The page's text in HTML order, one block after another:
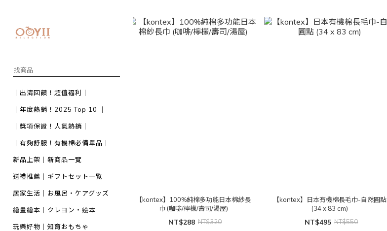
｜出清回饋！超值福利｜
｜年度熱銷！2025 Top 10 ｜
｜獎項保證！人氣熱銷｜
｜有夠舒服！有機棉必備單品｜
新品上架｜新商品一覽
送禮推薦｜ギフトセット一覧
居家生活｜お風呂・ケアグッズ
繪畫繪本｜クレヨン・絵本
玩樂好物｜知育おもちゃ
【kontex】100%純棉多功能日本棉紗長
巾 (咖啡/檸檬/壽司/湯屋)
NT$288 NT$320
【kontex】日本有機棉長毛巾-自然圓點
(34 x 83 cm)
NT$495 NT$550